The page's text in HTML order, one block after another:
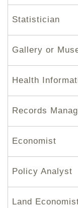
Statistician
Gallery or
Health
Records
Economist
Policy Analyst
Land